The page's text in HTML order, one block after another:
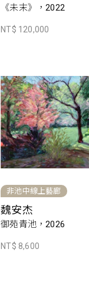
《未末》，2022
NT$ 120,000
非池中線上藝廊
魏安杰
御苑青池，2026
NT$ 8,600